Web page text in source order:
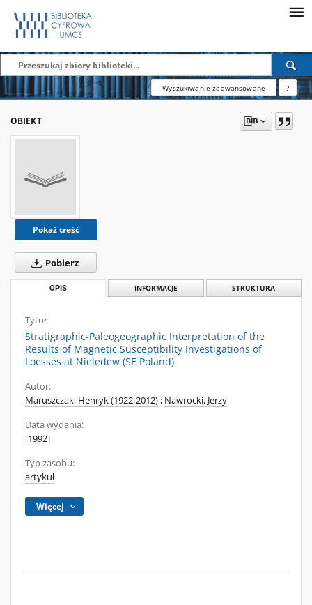
Wyszukiwanie zaawansowane ?
OBIEKT
Pokaż treść
Pobierz
OPIS INFORMACJE STRUKTURA
Tytuł:
Stratigraphic-Paleogeographic Interpretation of the
Results of Magnetic Susceptibility Investigations of
Loesses at Nieledew (SE Poland)
Autor:
Maruszczak, Henryk (1922-2012); Nawrocki, Jerzy
Data wydania:
[1992]
Typ zasobu:
artykuł
Więcej